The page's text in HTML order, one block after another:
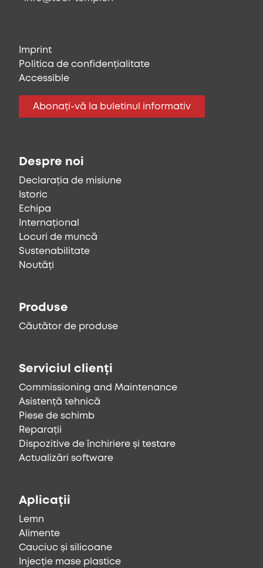
Imprint
Politica de confidențialitate
Accessible
Abonați-vă la buletinul informativ
Despre noi
Declarația de misiune
Istoric
Echipa
Internațional
Locuri de muncă
Sustenabilitate
Noutăți
Produse
Căutător de produse
Serviciul clienți
Commissioning and Maintenance
Asistență tehnică
Piese de schimb
Reparații
Dispozitive de închiriere și testare
Actualizări software
Aplicații
Lemn
Alimente
Cauciuc și silicoane
Injecție mase plastice